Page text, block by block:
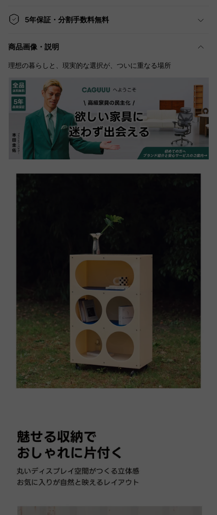
5年保証・分割手数料無料
商品画像・説明
理想の暮らしと、現実的な選択が、ついに重なる場所